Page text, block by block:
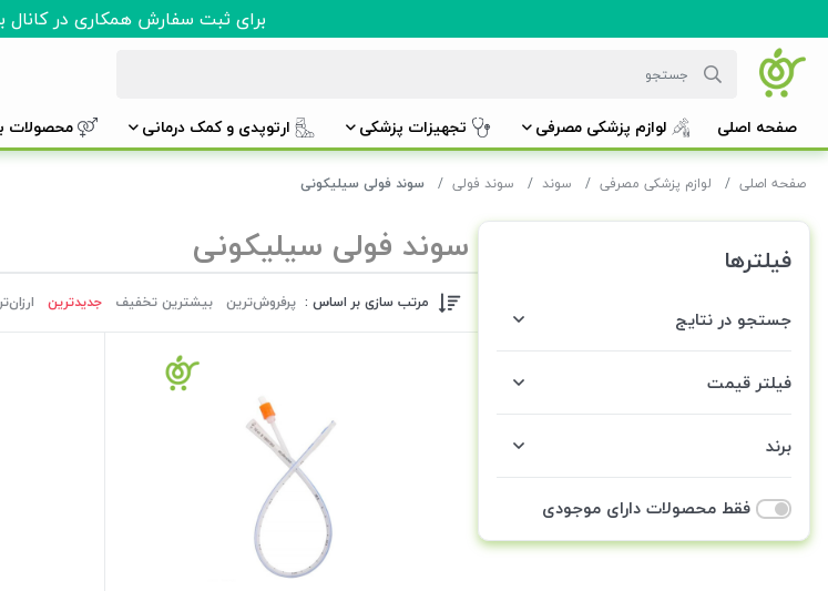
برای ثبت سفارش همکاری در
صفحه اصلی لوازم پزشکی مصرفی تجهیزات پزشکی ارتوپدی و کمک درمانی محصولات
صفحه اصلی لوازم پزشکی مصرفی سوند سوند فولی سوند فولی سیلیکونی
فیلترها
جستجو در نتایج
فیلتر قیمت
برند
فقط محصولات دارای موجودی
سوند فولی سیلیکونی
مرتب سازی بر اساس : پرفروش‌ترین‌ بیشترین تخفیف جدیدترین